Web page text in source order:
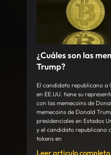
¿Cuáles son las
Trump?
El candidato republicano a
en EE.UU. tiene su
con las memecoins de
memecoins de Donald
presidenciales en Estados
y el candidato republicano
tokens en
Leer articulo completo